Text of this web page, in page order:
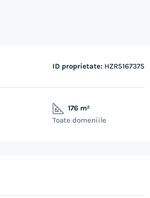
ID proprietate: HZR5167375
176 m²
Toate domeniile